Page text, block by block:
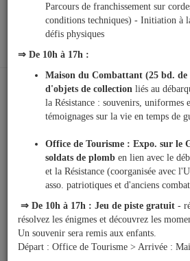
Parcours de franchissement sur
conditions techniques) - Initiation à
défis physiques
⇒ De 10h à 17h :
Maison du Combattant (25 bd.
d'objets de collection liés au
la Résistance : souvenirs, uniformes
témoignages sur la vie en temps de
Office de Tourisme : Expo. sur le
soldats de plomb en lien avec le
et la Résistance (coorganisée avec
asso. patriotiques et d'anciens
⇒ De 10h à 17h : Jeu de piste gratuit -
résolvez les énigmes et découvrez les
Un souvenir sera remis aux enfants.
Départ : Office de Tourisme > Arrivée :
Ma
Culture
Loisirs
Tourisme
Sports
Billetterie
Ecole J. FERRY : devenir une éco-
durable
04/08/2026
Commémoration
Circulation - Stationnement
Travaux de terrassement de